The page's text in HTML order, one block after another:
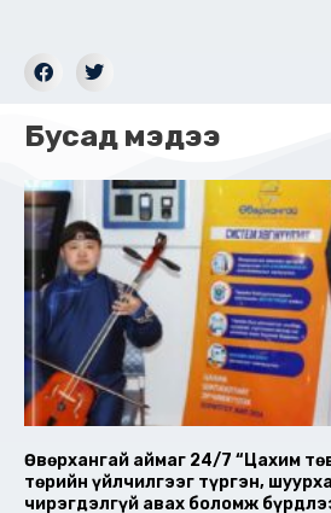
Бусад мэдээ
Өвөрхангай аймаг 24/7 “Цахим
төрийн үйлчилгээг түргэн,
чирэгдэлгүй авах боломж